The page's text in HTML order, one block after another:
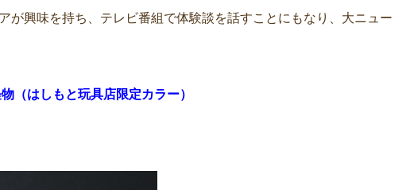
が興味を持ち、テレビ番組で体験談を話すことにもなり、大ニュー
（はしもと玩具店限定カラー）